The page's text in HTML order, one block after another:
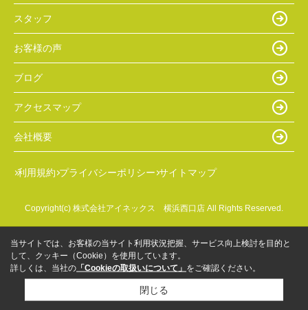
スタッフ
お客様の声
ブログ
アクセスマップ
会社概要
利用規約 プライバシーポリシー サイトマップ
Copyright(c) 株式会社アイネックス 横浜西口店 All Rights Reserved.
当サイトでは、お客様の当サイト利用状況把握、サービス向上検討を目的と
して、クッキー（Cookie）を使用しています。
詳しくは、当社の 「Cookieの取扱いについて」 をご確認ください。
閉じる